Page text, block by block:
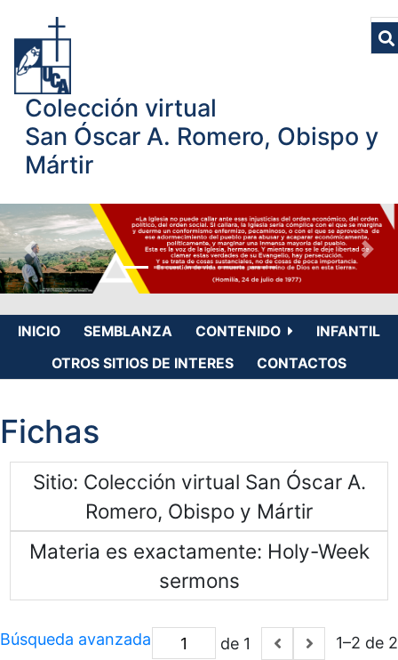
Colección virtual
San Óscar A. Romero, Obispo y
Mártir
INICIO SEMBLANZA CONTENIDO
INFANTIL
OTROS SITIOS DE INTERES
CONTACTOS
Fichas
Sitio Colección virtual San Óscar A.
Romero, Obispo y Mártir
Materia es exactamente Holy-Week
sermons
de 1 1–2 de 2
Búsqueda avanzada